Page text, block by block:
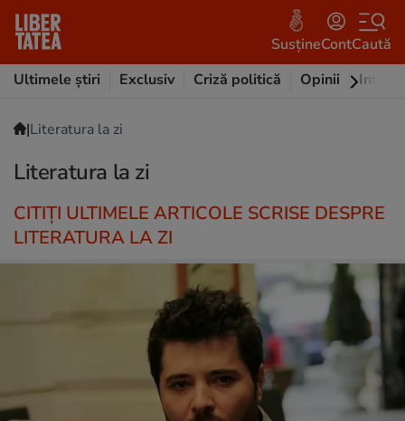
SusțineContCaută
Ultimele știri
Exclusiv Criză politică Opinii
|Literatura la zi
Literatura la zi
CITIȚI ULTIMELE ARTICOLE SCRISE DESPRE
LITERATURA LA ZI